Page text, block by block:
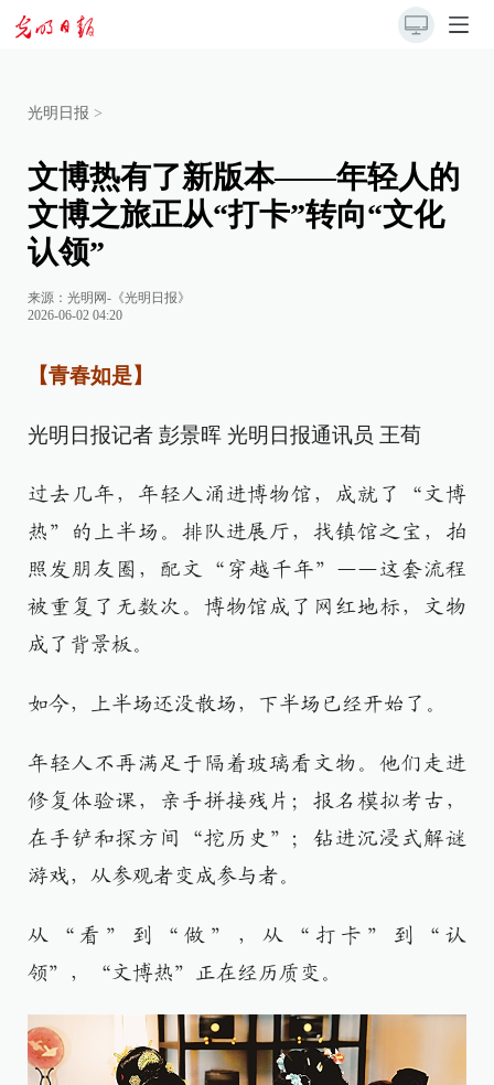
光明日报 >
文博热有了新版本——年轻人的
文博之旅正从“打卡”转向“文化
认领”
来源： 光明网-《光明日报》
2026-06-02 04:20
【青春如是】
光明日报记者 彭景晖 光明日报通讯员 王荀
过去几年，年轻人涌进博物馆，成就了“文博
热”的上半场。排队进展厅，找镇馆之宝，拍
照发朋友圈，配文“穿越千年”——这套流程
被重复了无数次。博物馆成了网红地标，文物
成了背景板。
如今，上半场还没散场，下半场已经开始了。
年轻人不再满足于隔着玻璃看文物。他们走进
修复体验课，亲手拼接残片；报名模拟考古，
在手铲和探方间“挖历史”；钻进沉浸式解谜
游戏，从参观者变成参与者。
从“看”到“做”，从“打卡”到“认
领”，“文博热”正在经历质变。